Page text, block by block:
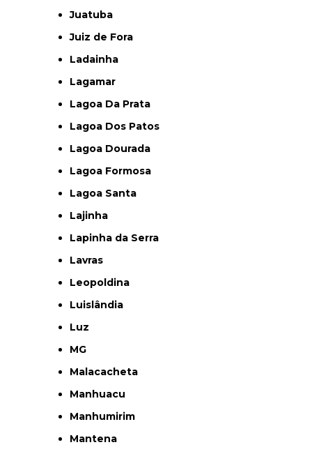
Juatuba
Juiz de Fora
Ladainha
Lagamar
Lagoa Da Prata
Lagoa Dos Patos
Lagoa Dourada
Lagoa Formosa
Lagoa Santa
Lajinha
Lapinha da Serra
Lavras
Leopoldina
Luislândia
Luz
MG
Malacacheta
Manhuacu
Manhumirim
Mantena